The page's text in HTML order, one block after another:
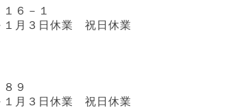
６－１
１月３日休業 祝日休業
９
１月３日休業 祝日休業